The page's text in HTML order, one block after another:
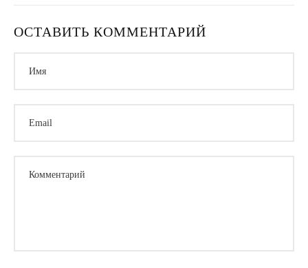
ОСТАВИТЬ КОММЕНТАРИЙ
Имя
Email
Комментарий